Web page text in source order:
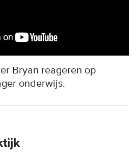
Bryan reageren op
onderwijs.